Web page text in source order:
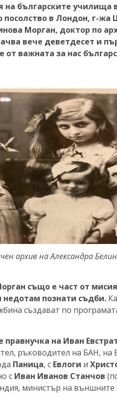
българските училища
посолство в Лондон, г-
Морган, доктор по
вече деветдесет и
от важната за нас
архив на Александра
също е част от
недотам познати съдби.
създават по
на Иван
ръководител на БАН, на
Паница, с Евлоги и
с Иван Иванов Станчов
министър на външните